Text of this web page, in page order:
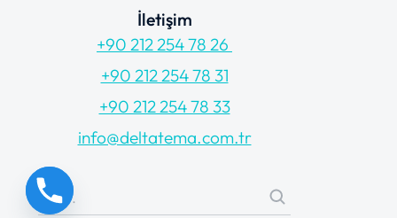
İletişim
+90 212 254 78 26
+90 212 254 78 31
+90 212 254 78 33
info@deltatema.com.tr